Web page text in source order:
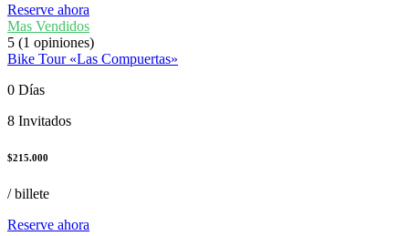
Reserve ahora
Mas Vendidos
5 (1 opiniones)
Bike Tour «Las Compuertas»
0 Días
8 Invitados
$215.000
/ billete
Reserve ahora